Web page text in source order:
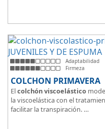
Adaptabilidad
Firmeza
COLCHON PRIMAVERA
Elcolchón viscoelástico
la viscoelástica con el
facilitar la transpiración.
Según medida del colchón